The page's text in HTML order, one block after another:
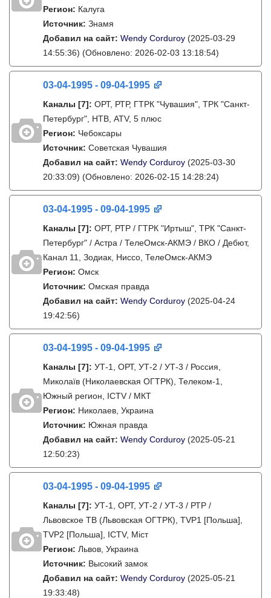
Регион: Калуга
Источник: Знамя
Добавил на сайт: Wendy Corduroy (2025-03-29
14:55:36) (Обновлено: 2026-02-03 13:18:54)
03-04-1995 - 09-04-1995
Каналы [7]: ОРТ, РТР, ГТРК "Чувашия", ТРК "Санкт-
Петербург", НТВ, ATV, 5 плюс
Регион: Чебоксары
Источник: Советская Чувашия
Добавил на сайт: Wendy Corduroy (2025-03-30
20:33:09) (Обновлено: 2026-02-15 14:28:24)
03-04-1995 - 09-04-1995
Каналы [7]: ОРТ, РТР / ГТРК "Иртыш", ТРК "Санкт-
Петербург" / Астра / ТелеОмск-АКМЭ / ВКО / Дебют,
Канал 11, Зодиак, Ниссо, ТелеОмск-АКМЭ
Регион: Омск
Источник: Омская правда
Добавил на сайт: Wendy Corduroy (2025-04-24
19:42:56)
03-04-1995 - 09-04-1995
Каналы [7]: УТ-1, ОРТ, УТ-2 / УТ-3 / Россия,
Миколаїв (Николаевская ОГТРК), Телеком-1,
Южный регион, ICTV / МКТ
Регион: Николаев, Украина
Источник: Южная правда
Добавил на сайт: Wendy Corduroy (2025-05-21
12:50:23)
03-04-1995 - 09-04-1995
Каналы [7]: УТ-1, ОРТ, УТ-2 / УТ-3 / РТР /
Львовское ТВ (Львовская ОГТРК), TVP1 [Польша],
TVP2 [Польша], ICTV, Міст
Регион: Львов, Украина
Источник: Высокий замок
Добавил на сайт: Wendy Corduroy (2025-05-21
19:33:48)